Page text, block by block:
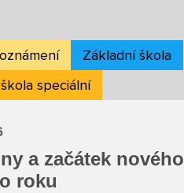
Základní škola
speciální
a začátek nového
roku